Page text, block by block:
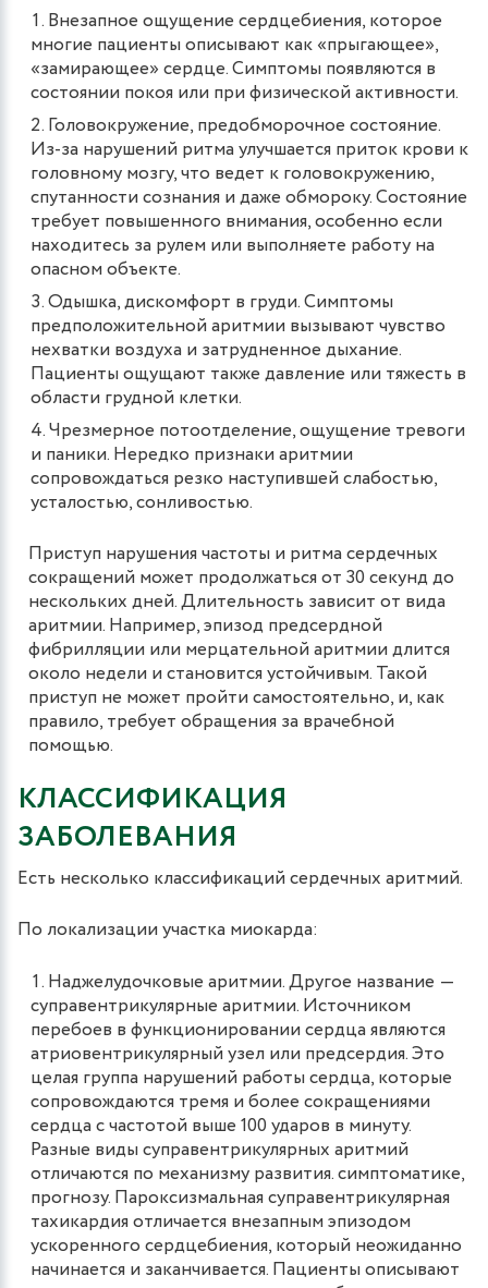
Внезапное ощущение сердцебиения, которое
многие пациенты описывают как «прыгающее»,
«замирающее» сердце. Симптомы появляются в
состоянии покоя или при физической активности.
Головокружение, предобморочное состояние.
Из-за нарушений ритма улучшается приток крови к
головному мозгу, что ведет к головокружению,
спутанности сознания и даже обмороку. Состояние
требует повышенного внимания, особенно если
находитесь за рулем или выполняете работу на
опасном объекте.
Одышка, дискомфорт в груди. Симптомы
предположительной аритмии вызывают чувство
нехватки воздуха и затрудненное дыхание.
Пациенты ощущают также давление или тяжесть в
области грудной клетки.
Чрезмерное потоотделение, ощущение тревоги
и паники. Нередко признаки аритмии
сопровождаться резко наступившей слабостью,
усталостью, сонливостью.
Приступ нарушения частоты и ритма сердечных
сокращений может продолжаться от 30 секунд до
нескольких дней. Длительность зависит от вида
аритмии. Например, эпизод предсердной
фибрилляции или мерцательной аритмии длится
около недели и становится устойчивым. Такой
приступ не может пройти самостоятельно, и, как
правило, требует обращения за врачебной
помощью.
КЛАССИФИКАЦИЯ
ЗАБОЛЕВАНИЯ
Есть несколько классификаций сердечных аритмий.
По локализации участка миокарда:
Наджелудочковые аритмии. Другое название ―
суправентрикулярные аритмии. Источником
перебоев в функционировании сердца являются
атриовентрикулярный узел или предсердия. Это
целая группа нарушений работы сердца, которые
сопровождаются тремя и более сокращениями
сердца с частотой выше 100 ударов в минуту.
Разные виды суправентрикулярных аритмий
отличаются по механизму развития. симптоматике,
прогнозу. Пароксизмальная суправентрикулярная
тахикардия отличается внезапным эпизодом
ускоренного сердцебиения, который неожиданно
начинается и заканчивается. Пациенты описывают